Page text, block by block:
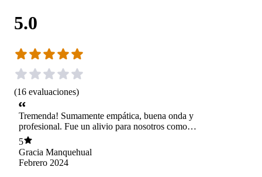
5.0
(16 evaluaciones)
Tremenda! Sumamente empática, buena onda y
profesional. Fue un alivio para nosotros como
padres primerizos poder contar con su asesoría,
además nos ayudó a ver un tema de salud con
nuestra bebé, la recomendamos full
5
Gracia Manquehual
Febrero 2024